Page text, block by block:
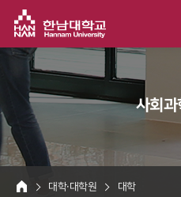
사회
HOME
대학·대학원 대학